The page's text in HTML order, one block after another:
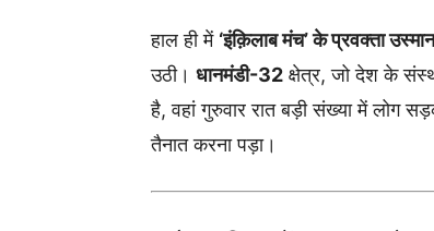
हाल ही में ‘इंक़िलाब मंच’ के प्रवक्ता उस्मान
उठी। धानमंडी-32 क्षेत्र, जो देश के
है, वहां गुरुवार रात बड़ी संख्या में लोग
तैनात करना पड़ा।